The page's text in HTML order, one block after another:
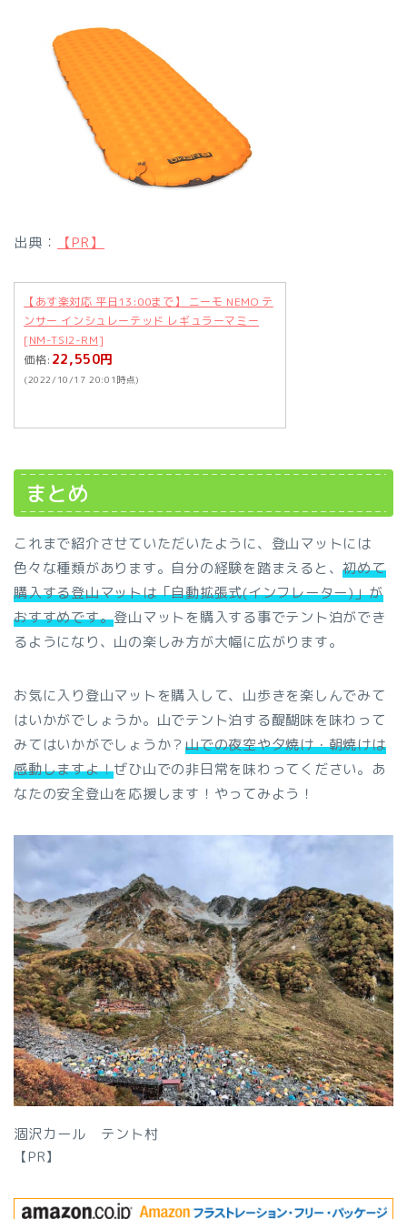
出典： 【PR】
【あす楽対応 平日13:00まで】 ニーモ NEMO テ
ンサー インシュレーテッド レギュラーマミー
[NM-TSI2-RM]
価格: 22,550円
(2022/10/17 20:01時点)
まとめ
これまで紹介させていただいたように、登山マットには
色々な種類があります。自分の経験を踏まえると、初めて
購入する登山マットは「自動拡張式(インフレーター)」が
おすすめです。登山マットを購入する事でテント泊ができ
るようになり、山の楽しみ方が大幅に広がります。
お気に入り登山マットを購入して、山歩きを楽しんでみて
はいかがでしょうか。山でテント泊する醍醐味を味わって
みてはいかがでしょうか？山での夜空や夕焼け・朝焼けは
感動しますよ！ぜひ山での非日常を味わってください。あ
なたの安全登山を応援します！やってみよう！
涸沢カール テント村
【PR】